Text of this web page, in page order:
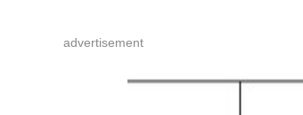
advertisement